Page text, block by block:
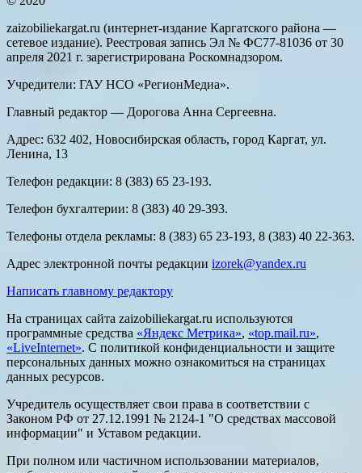
zaizobiliekargat.ru (интернет-издание Каргатского района —
сетевое издание). Реестровая запись Эл № ФС77-81036 от 30
апреля 2021 г. зарегистрирована Роскомнадзором.
Учредители: ГАУ НСО «РегионМедиа».
Главный редактор — Дорогова Анна Сергеевна.
Адрес: 632 402, Новосибирская область, город Каргат, ул.
Ленина, 13
Телефон редакции: 8 (383) 65 23-193.
Телефон бухгалтерии: 8 (383) 40 29-393.
Телефоны отдела рекламы: 8 (383) 65 23-193, 8 (383) 40 22-363.
Адрес электронной почты редакции izorek@yandex.ru
Написать главному редактору
На страницах сайта zaizobiliekargat.ru используются
программные средства «Яндекс Метрика», «top.mail.ru»,
«LiveInternet». С политикой конфиденциальности и защите
персональных данных можно ознакомиться на страницах
данных ресурсов.
Учредитель осуществляет свои права в соответствии с
Законом РФ от 27.12.1991 № 2124-1 "О средствах массовой
информации" и Уставом редакции.
При полном или частичном использовании материалов,